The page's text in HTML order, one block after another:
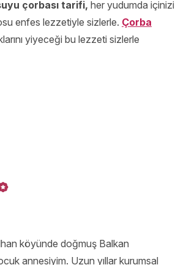
çorbası tarifi, her yudumda içinizi
enfes lezzetiyle sizlerle. Çorba
yiyeceği bu lezzeti sizlerle
köyünde doğmuş Balkan
annesiyim. Uzun yıllar kurumsal